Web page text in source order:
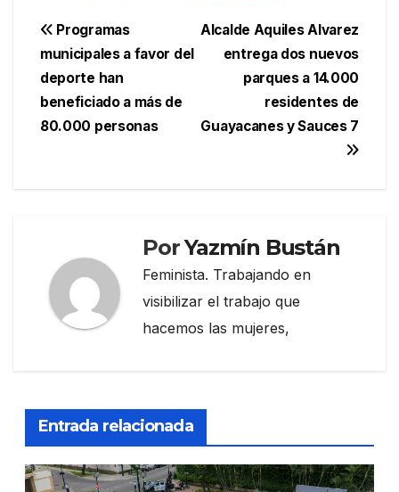
Navegación
de
entradas
Alcalde Aquiles Alvarez
entrega dos nuevos
parques a 14.000
residentes de
Guayacanes y Sauces 7
Programas
municipales a favor del
deporte han
beneficiado a más de
80.000 personas
PorYazmín Bustán
Feminista. Trabajando en
visibilizar el trabajo que
hacemos las mujeres,
Entrada relacionada